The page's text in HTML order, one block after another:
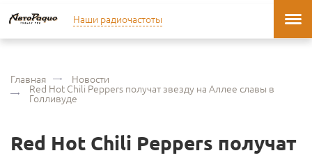
Наши радиочастоты
Главная Новости
Red Hot Chili Peppers получат звезду на Аллее славы в
Голливуде
Red Hot Chili Peppers получат